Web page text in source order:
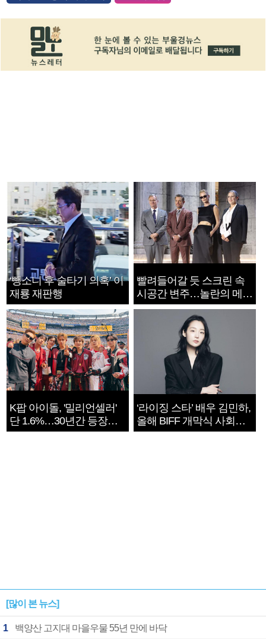
‘뺑소니 후 술타기 의혹’ 이
재룡 재판행
빨려들어갈 듯 스크린 속
시공간 변주…놀란의 메시
지는 ‘전쟁 속죄’
K팝 아이돌, '밀리언셀러'
단 1.6%…30년간 등장
1182개팀 전수조사
‘라이징 스타’ 배우 김민하,
올해 BIFF 개막식 사회자
확정
[많이 본 뉴스]
1 백양산 고지대 마을우물 55년 만에 바닥